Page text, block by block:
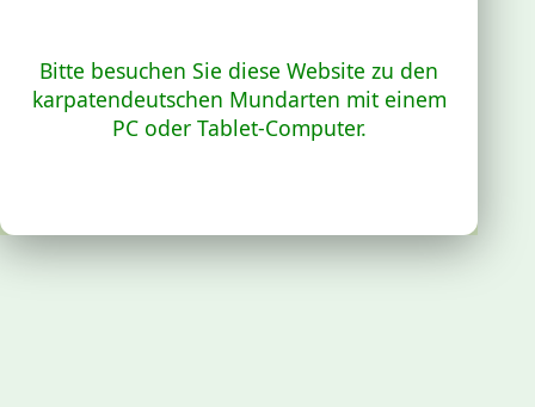
Bitte besuchen Sie diese Website zu den
karpatendeutschen Mundarten mit einem
PC oder Tablet-Computer.